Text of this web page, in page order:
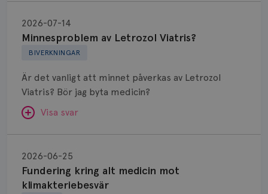
BIVERKNINGAR
Minnesproblem av Letrozol Viatris?
2026-07-14
Är det vanligt att minnet påverkas av Letrozol
Viatris? Bör jag byta medicin?
Visa svar
SVAR:
Hej. Oavsett vilken hormonsänkande behandling
(men även cytostatika) man får så kan en del
Letrozol
Viatris?
Fundering kring alt medicin mot
klimakteriebesvär
2026-06-25
kring
medicin